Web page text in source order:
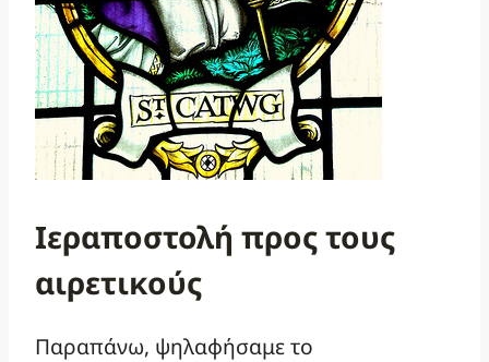
Ιεραποστολή προς τους
αιρετικούς
Παραπάνω, ψηλαφήσαμε το